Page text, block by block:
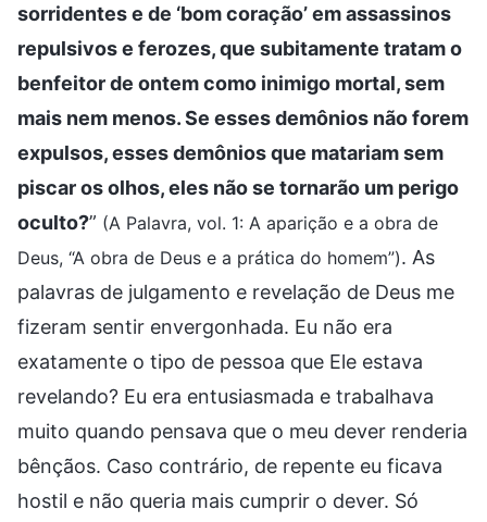
sorridentes e de ‘bom coração’ em assassinos
repulsivos e ferozes, que subitamente tratam o
benfeitor de ontem como inimigo mortal, sem
mais nem menos. Se esses demônios não forem
expulsos, esses demônios que matariam sem
piscar os olhos, eles não se tornarão um perigo
oculto?” (A Palavra, vol. 1: A aparição e a obra de
Deus, “A obra de Deus e a prática do homem”). As
palavras de julgamento e revelação de Deus me
fizeram sentir envergonhada. Eu não era
exatamente o tipo de pessoa que Ele estava
revelando? Eu era entusiasmada e trabalhava
muito quando pensava que o meu dever renderia
bênçãos. Caso contrário, de repente eu ficava
hostil e não queria mais cumprir o dever. Só